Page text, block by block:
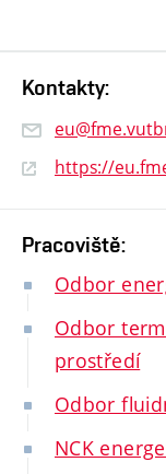
Kontakty:
https://
Pracoviště:
Odbor
Odbor
prostředí
Odbor
NCK